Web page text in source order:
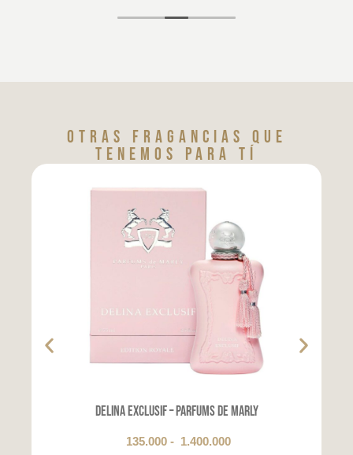
Otras fragancias que
tenemos para tí
Delina Exclusif – Parfums de Marly
135.000 - 1.400.000